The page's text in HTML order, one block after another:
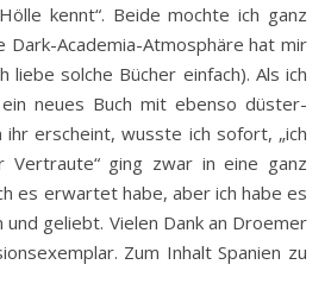
kennt“. Beide mochte ich ganz
Dark-Academia-Atmosphäre hat mir
liebe solche Bücher einfach). Als ich
neues Buch mit ebenso düster-
ihr erscheint, wusste ich sofort, „ich
Vertraute“ ging zwar in eine ganz
es erwartet habe, aber ich habe es
und geliebt. Vielen Dank an Droemer
Zum Inhalt Spanien zu